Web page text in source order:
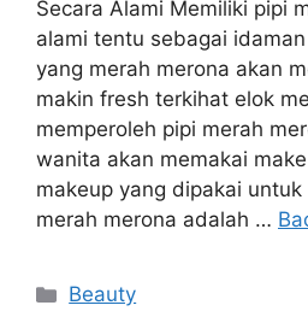
Secara Alami Memiliki pipi
alami tentu sebagai
yang merah merona akan
makin fresh terkihat elok
memperoleh pipi merah
wanita akan memakai
makeup yang dipakai
merah merona adalah …
Kategori
Beauty